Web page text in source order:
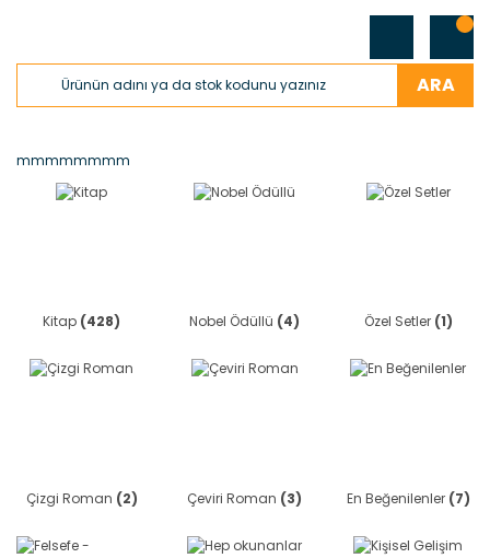
ARA
mmmmmmmm
Kitap (428) Nobel Ödüllü (4) Özel Setler (1)
Çizgi Roman (2) Çeviri Roman (3) En Beğenilenler (7)